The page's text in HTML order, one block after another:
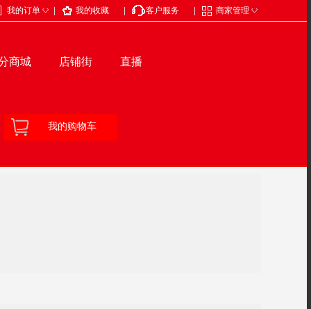
我的订单 ◇ 我的收藏 客户服务 商家管理 ◇
商城 店铺街 直播
我的购物车